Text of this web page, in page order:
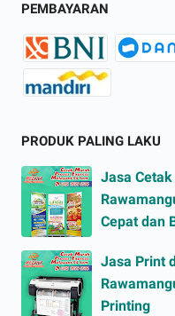
PEMBAYARAN
PRODUK PALING LAKU
Jasa
Cepat dan
Jasa Print
Printing